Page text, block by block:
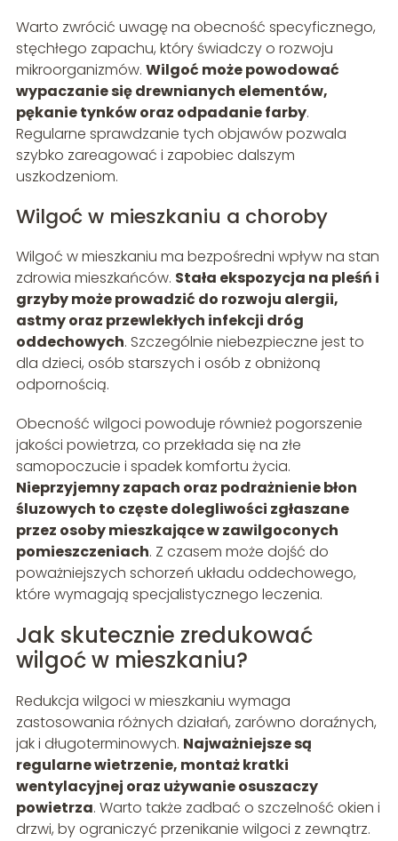
Warto zwrócić uwagę na obecność specyficznego,
stęchłego zapachu, który świadczy o rozwoju
mikroorganizmów. Wilgoć może powodować
wypaczanie się drewnianych elementów,
pękanie tynków oraz odpadanie farby.
Regularne sprawdzanie tych objawów pozwala
szybko zareagować i zapobiec dalszym
uszkodzeniom.
Wilgoć w mieszkaniu a choroby
Wilgoć w mieszkaniu ma bezpośredni wpływ na stan
zdrowia mieszkańców. Stała ekspozycja na pleśń i
grzyby może prowadzić do rozwoju alergii,
astmy oraz przewlekłych infekcji dróg
oddechowych. Szczególnie niebezpieczne jest to
dla dzieci, osób starszych i osób z obniżoną
odpornością.
Obecność wilgoci powoduje również pogorszenie
jakości powietrza, co przekłada się na złe
samopoczucie i spadek komfortu życia.
Nieprzyjemny zapach oraz podrażnienie błon
śluzowych to częste dolegliwości zgłaszane
przez osoby mieszkające w zawilgoconych
pomieszczeniach. Z czasem może dojść do
poważniejszych schorzeń układu oddechowego,
które wymagają specjalistycznego leczenia.
Jak skutecznie zredukować
wilgoć w mieszkaniu?
Redukcja wilgoci w mieszkaniu wymaga
zastosowania różnych działań, zarówno doraźnych,
jak i długoterminowych. Najważniejsze są
regularne wietrzenie, montaż kratki
wentylacyjnej oraz używanie osuszaczy
powietrza. Warto także zadbać o szczelność okien i
drzwi, by ograniczyć przenikanie wilgoci z zewnątrz.